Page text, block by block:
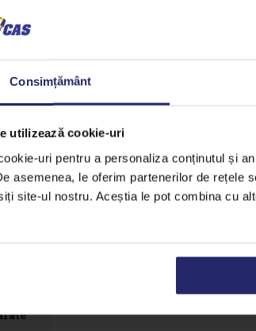
Consimțământ
utilizează cookie-uri
uri pentru a personaliza conținutul și
asemenea, le oferim partenerilor de rețele
site-ul nostru. Aceștia le pot combina cu
cremele astfel obtinute